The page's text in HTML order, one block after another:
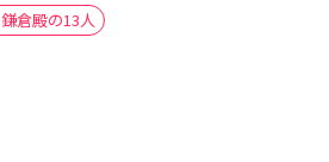
鎌倉殿の13人